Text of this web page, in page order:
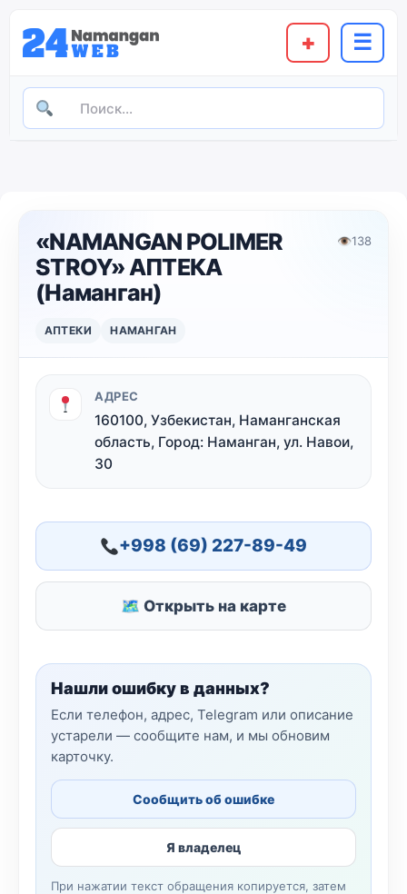
+ ☰
«NAMANGAN POLIMER
STROY» АПТЕКА
(Наманган)
👁138
АПТЕКИ НАМАНГАН
АДРЕС
160100, Узбекистан, Наманганская
область, Город: Наманган, ул. Навои,
30
+998 (69) 227-89-49
🗺 Открыть на карте
Нашли ошибку в данных?
Если телефон, адрес, Telegram или описание
устарели — сообщите нам, и мы обновим
карточку.
Сообщить об ошибке
Я владелец
При нажатии текст обращения копируется, затем